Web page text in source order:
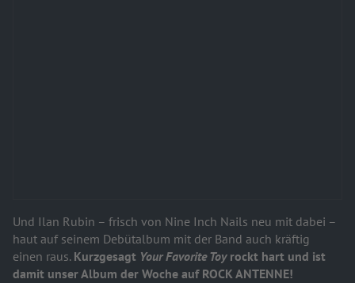
Und Ilan Rubin – frisch von Nine Inch Nails neu mit dabei –
haut auf seinem Debütalbum mit der Band auch kräftig
einen raus. Kurzgesagt Your Favorite Toyrockt hart und ist
damit unser Album der Woche auf ROCK ANTENNE!